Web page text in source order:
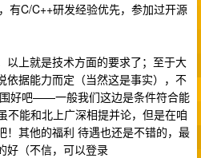
有C/C++研发经验优先，参加过开源
以上就是技术方面的要求了；至于大
依据能力而定（当然这是事实），不
好吧——一般我们这边是条件符合能
不能和北上广深相提并论，但是在咱
！其他的福利 待遇也还是不错的，最
好（不信，可以登录